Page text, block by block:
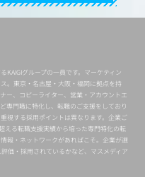
KAIGIグループの一員です。マーケティン
。東京・名古屋・大阪・福岡に拠点を持
ー、コピーライター、営業・アカウントエ
専門職に特化し、転職のご支援をしており
視する採用ポイントは異なります。企業ご
える転職支援実績から培った専門特化の転
報・ネットワークがあればこそ。企業が選
価・採用されているかなど、マスメディア